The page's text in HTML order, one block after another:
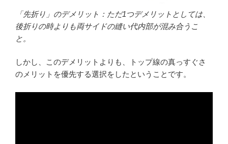
「先折り」のデメリット：ただ1つデメリットとしては、
後折りの時よりも両サイドの縫い代内部が混み合うこ
と。
しかし、このデメリットよりも、トップ線の真っすぐさ
のメリットを優先する選択をしたということです。